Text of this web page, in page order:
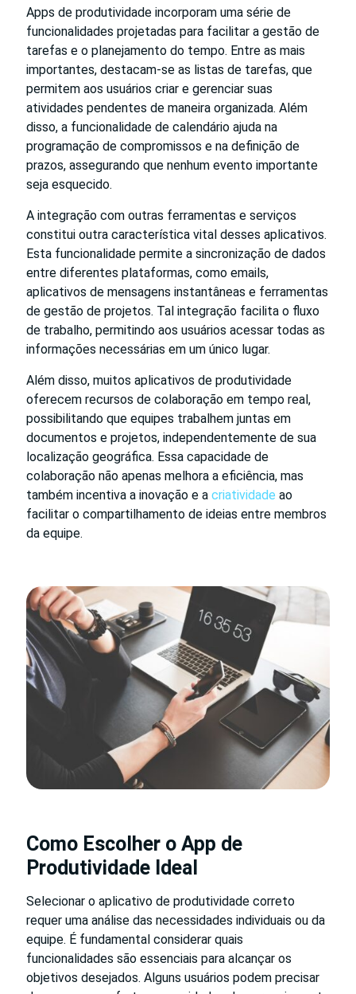
Apps de produtividade incorporam uma série de
funcionalidades projetadas para facilitar a gestão de
tarefas e o planejamento do tempo. Entre as mais
importantes, destacam-se as listas de tarefas, que
permitem aos usuários criar e gerenciar suas
atividades pendentes de maneira organizada. Além
disso, a funcionalidade de calendário ajuda na
programação de compromissos e na definição de
prazos, assegurando que nenhum evento importante
seja esquecido.
A integração com outras ferramentas e serviços
constitui outra característica vital desses aplicativos.
Esta funcionalidade permite a sincronização de dados
entre diferentes plataformas, como emails,
aplicativos de mensagens instantâneas e ferramentas
de gestão de projetos. Tal integração facilita o fluxo
de trabalho, permitindo aos usuários acessar todas as
informações necessárias em um único lugar.
Além disso, muitos aplicativos de produtividade
oferecem recursos de colaboração em tempo real,
possibilitando que equipes trabalhem juntas em
documentos e projetos, independentemente de sua
localização geográfica. Essa capacidade de
colaboração não apenas melhora a eficiência, mas
também incentiva a inovação e a criatividade ao
facilitar o compartilhamento de ideias entre membros
da equipe.
Como Escolher o App de
Produtividade Ideal
Selecionar o aplicativo de produtividade correto
requer uma análise das necessidades individuais ou da
equipe. É fundamental considerar quais
funcionalidades são essenciais para alcançar os
objetivos desejados. Alguns usuários podem precisar